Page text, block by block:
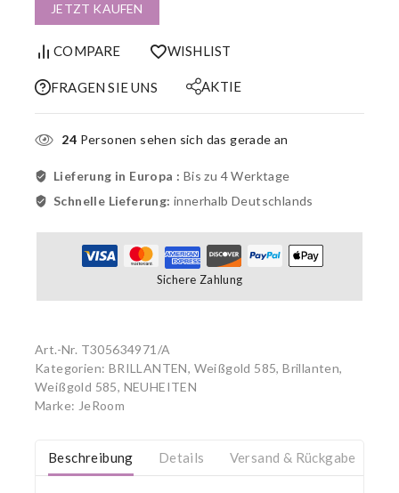
JETZT KAUFEN
COMPARE WISHLIST
FRAGEN SIE UNS AKTIE
24 Personen sehen sich das gerade an
Lieferung in Europa : Bis zu 4 Werktage
Schnelle Lieferung: innerhalb Deutschlands
Sichere Zahlung
Art.-Nr. T305634971/A
Kategorien: BRILLANTEN, Weißgold 585,Brillanten,
Weißgold 585, NEUHEITEN
Marke: JeRoom
Beschreibung Details Versand & Rückgabe